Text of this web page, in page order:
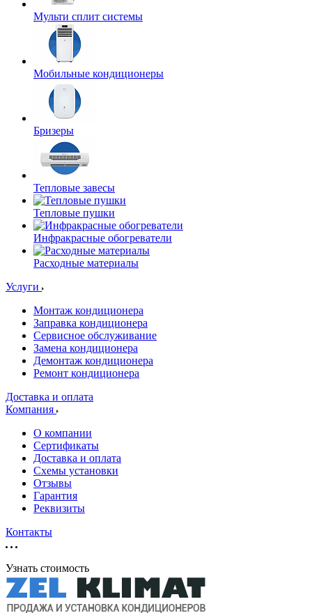
Мульти сплит системы
Мобильные кондиционеры
Бризеры
Тепловые завесы
Тепловые пушки
Инфракрасные обогреватели
Расходные материалы
Услуги
Монтаж кондиционера
Заправка кондиционера
Сервисное обслуживание
Замена кондиционера
Демонтаж кондиционера
Ремонт кондиционера
Доставка и оплата
Компания
О компании
Сертификаты
Доставка и оплата
Схемы установки
Отзывы
Гарантия
Реквизиты
Контакты
Узнать стоимость